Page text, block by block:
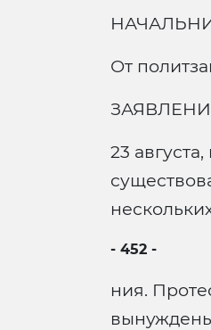
От
23
- 452 -
ния.